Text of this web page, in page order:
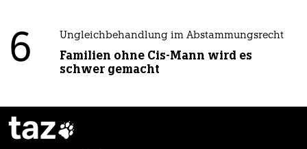
6 Ungleichbehandlung im Abstammungsrecht
Familien ohne Cis-Mann wird es
schwer gemacht
taz